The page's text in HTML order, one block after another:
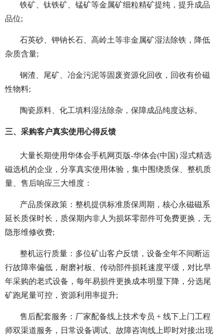
铁矿、钛铁矿、锰矿等金属矿细粒精矿提纯，提升成品
品位;
石英砂、钾钠长石、高岭土等非金属矿湿法除铁，降低
杂质含量;
钢渣、尾矿、冶金污泥等固废资源化回收，回收有价磁
性物料;
陶瓷原料、化工填料湿法除杂，保障成品纯度达标。
三、采购客户真实使用心得反馈
大量长期使用华体会手机网页版-华体会(中国) 湿式精选
磁选机的企业，分享真实使用体验，集中围绕质保、整机质
量、售后响应三大维度：
产品质保政策：整机提供标准质保周期，核心永磁磁系
延长质保时长，质保期内非人为损坏零部件可免费更换，无
隐形维修收费;
整机运行质量：多位矿山客户反馈，设备全年不间断运
行故障率偏低，耐磨衬板、传动部件损耗速度平缓，对比早
年采购的老式设备，每年易损件更换成本明显下降，分选尾
矿跑尾量可控，资源利用率提升;
售后配套服务：厂家配备线上技术专员 + 线下上门工程
师双渠道服务，日常设备调试、故障咨询线上即时对接;出现